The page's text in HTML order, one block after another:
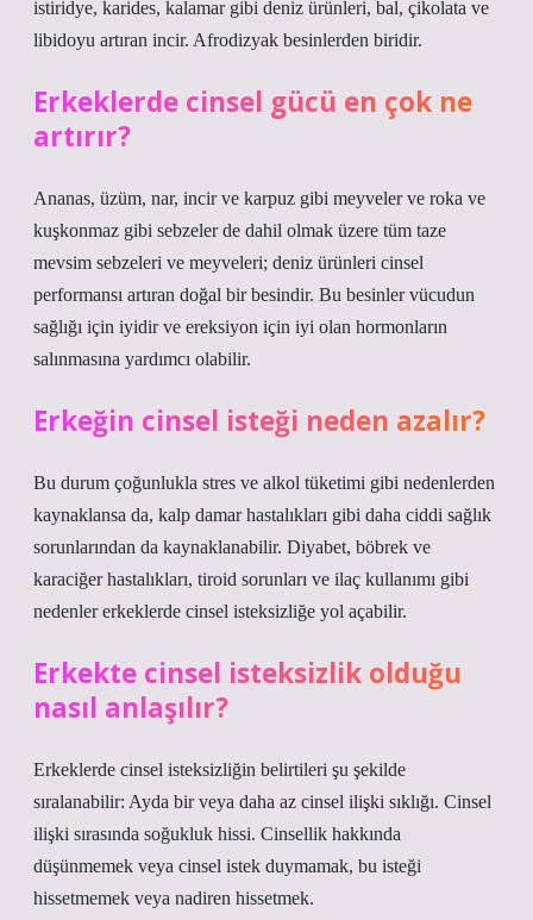
istiridye, karides, kalamar gibi deniz ürünleri, bal, çikolata ve
libidoyu artıran incir. Afrodizyak besinlerden biridir.
Erkeklerde cinsel gücü en çok ne
artırır?
Ananas, üzüm, nar, incir ve karpuz gibi meyveler ve roka ve
kuşkonmaz gibi sebzeler de dahil olmak üzere tüm taze
mevsim sebzeleri ve meyveleri; deniz ürünleri cinsel
performansı artıran doğal bir besindir. Bu besinler vücudun
sağlığı için iyidir ve ereksiyon için iyi olan hormonların
salınmasına yardımcı olabilir.
Erkeğin cinsel isteği neden azalır?
Bu durum çoğunlukla stres ve alkol tüketimi gibi nedenlerden
kaynaklansa da, kalp damar hastalıkları gibi daha ciddi sağlık
sorunlarından da kaynaklanabilir. Diyabet, böbrek ve
karaciğer hastalıkları, tiroid sorunları ve ilaç kullanımı gibi
nedenler erkeklerde cinsel isteksizliğe yol açabilir.
Erkekte cinsel isteksizlik olduğu
nasıl anlaşılır?
Erkeklerde cinsel isteksizliğin belirtileri şu şekilde
sıralanabilir: Ayda bir veya daha az cinsel ilişki sıklığı. Cinsel
ilişki sırasında soğukluk hissi. Cinsellik hakkında
düşünmemek veya cinsel istek duymamak, bu isteği
hissetmemek veya nadiren hissetmek.